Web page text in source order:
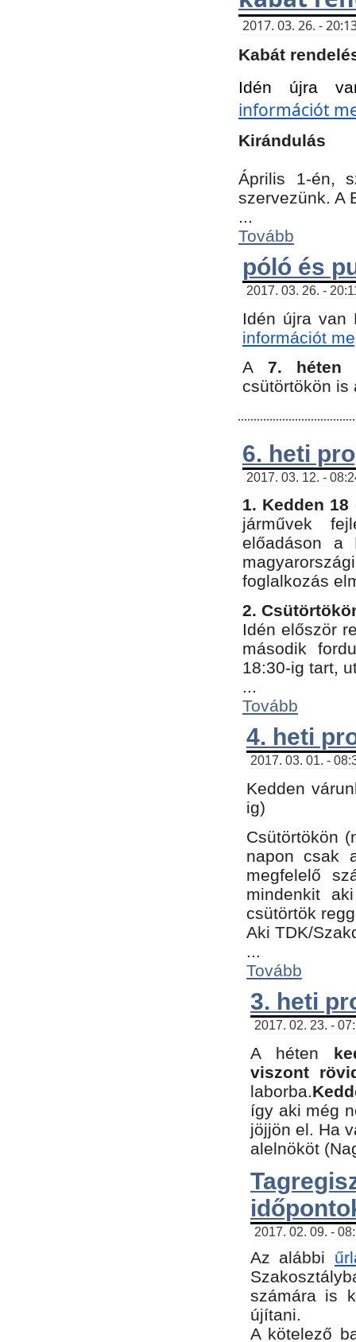
2017. 03. 26. -
Kabát
Idén újra
információt
Kirándulás
Április 1-én,
szervezünk. A
...
Tovább
póló és
2017. 03. 26. -
Idén újra van
információt
A 7. héten
csütörtökön is
6. heti
2017. 03. 12. -
1. Kedden 18
járművek
előadáson a
foglalkozás
2.
Idén először
második
18:30-ig tart,
...
Tovább
4. heti
2017. 03. 01. -
Kedden
ig)
Csütörtökön
napon csak
megfelelő
mindenkit
csütörtök
Aki TDK/
...
Tovább
3. heti
2017. 02. 23. -
A héten
viszont
laborba.
így aki még
jöjjön el. Ha
alelnököt
2017. 02. 09. -
Az alábbi
számára is
újítani.
​A kötelező